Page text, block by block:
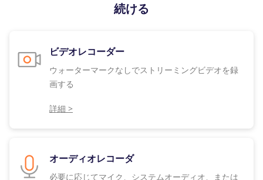
続ける
ビデオレコーダー
ウォーターマークなしでストリーミングビデオを録
画する
詳細 >
オーディオレコーダ
必要に応じてマイク、システムオーディオ、または